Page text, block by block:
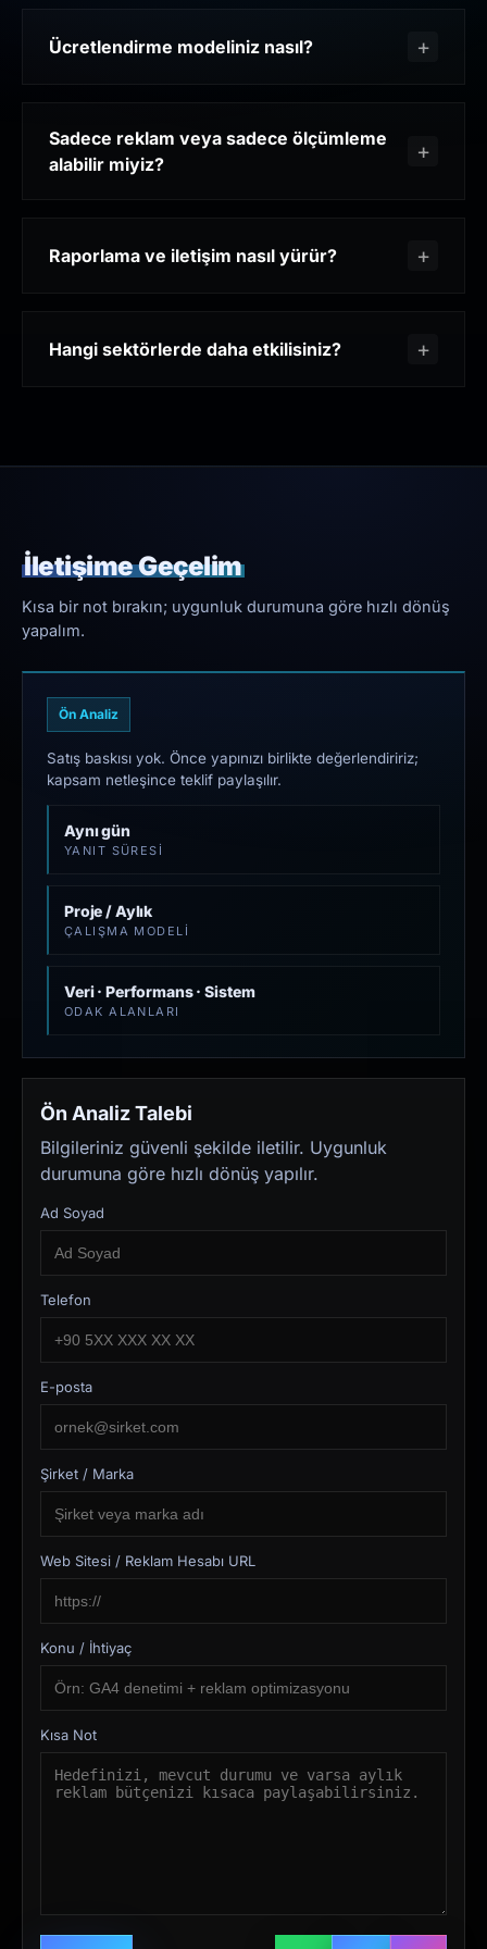
Ücretlendirme modeliniz nasıl?
Sadece reklam veya sadece ölçümleme
alabilir miyiz?
Raporlama ve iletişim nasıl yürür?
Hangi sektörlerde daha etkilisiniz?
İletişime Geçelim
Kısa bir not bırakın; uygunluk durumuna göre hızlı dönüş
yapalım.
Ön Analiz
Satış baskısı yok. Önce yapınızı birlikte değerlendiririz;
kapsam netleşince teklif paylaşılır.
Aynı gün
YANIT SÜRESI
Proje / Aylık
ÇALIŞMA MODELI
Veri · Performans · Sistem
ODAK ALANLARI
Ön Analiz Talebi
Bilgileriniz güvenli şekilde iletilir. Uygunluk
durumuna göre hızlı dönüş yapılır.
Ad Soyad
Telefon
E-posta
Şirket / Marka
Web Sitesi / Reklam Hesabı URL
Konu / İhtiyaç
Kısa Not